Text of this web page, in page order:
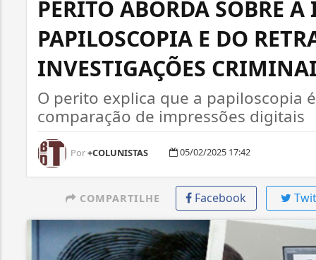
PERITO ABORDA SOBRE
PAPILOSCOPIA E DO
INVESTIGAÇÕES
O perito explica que a papiloscopia
comparação de impressões digitais
Por+COLUNISTAS 05/02/2025 17:42
COMPARTILHE Facebook